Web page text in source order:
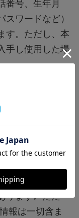
番号、生年月
ワードなど）
す。ただし、本
手し使用した場
及び利用につい
の取得のため、
、Cookieや
ト内における
URL、コンテン
ります。ただ
報は一切含ま